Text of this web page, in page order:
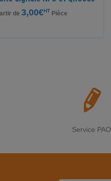
de 3,00€HT Pièce
Service PAO